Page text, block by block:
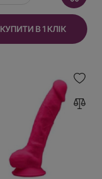
КУПИТИ В 1 КЛІК